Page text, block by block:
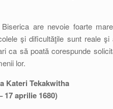
are nevoie foarte
şi dificultăţile sunt reale
ca să poată corespunde
lor.
Kateri Tekakwitha
17 aprilie 1680)